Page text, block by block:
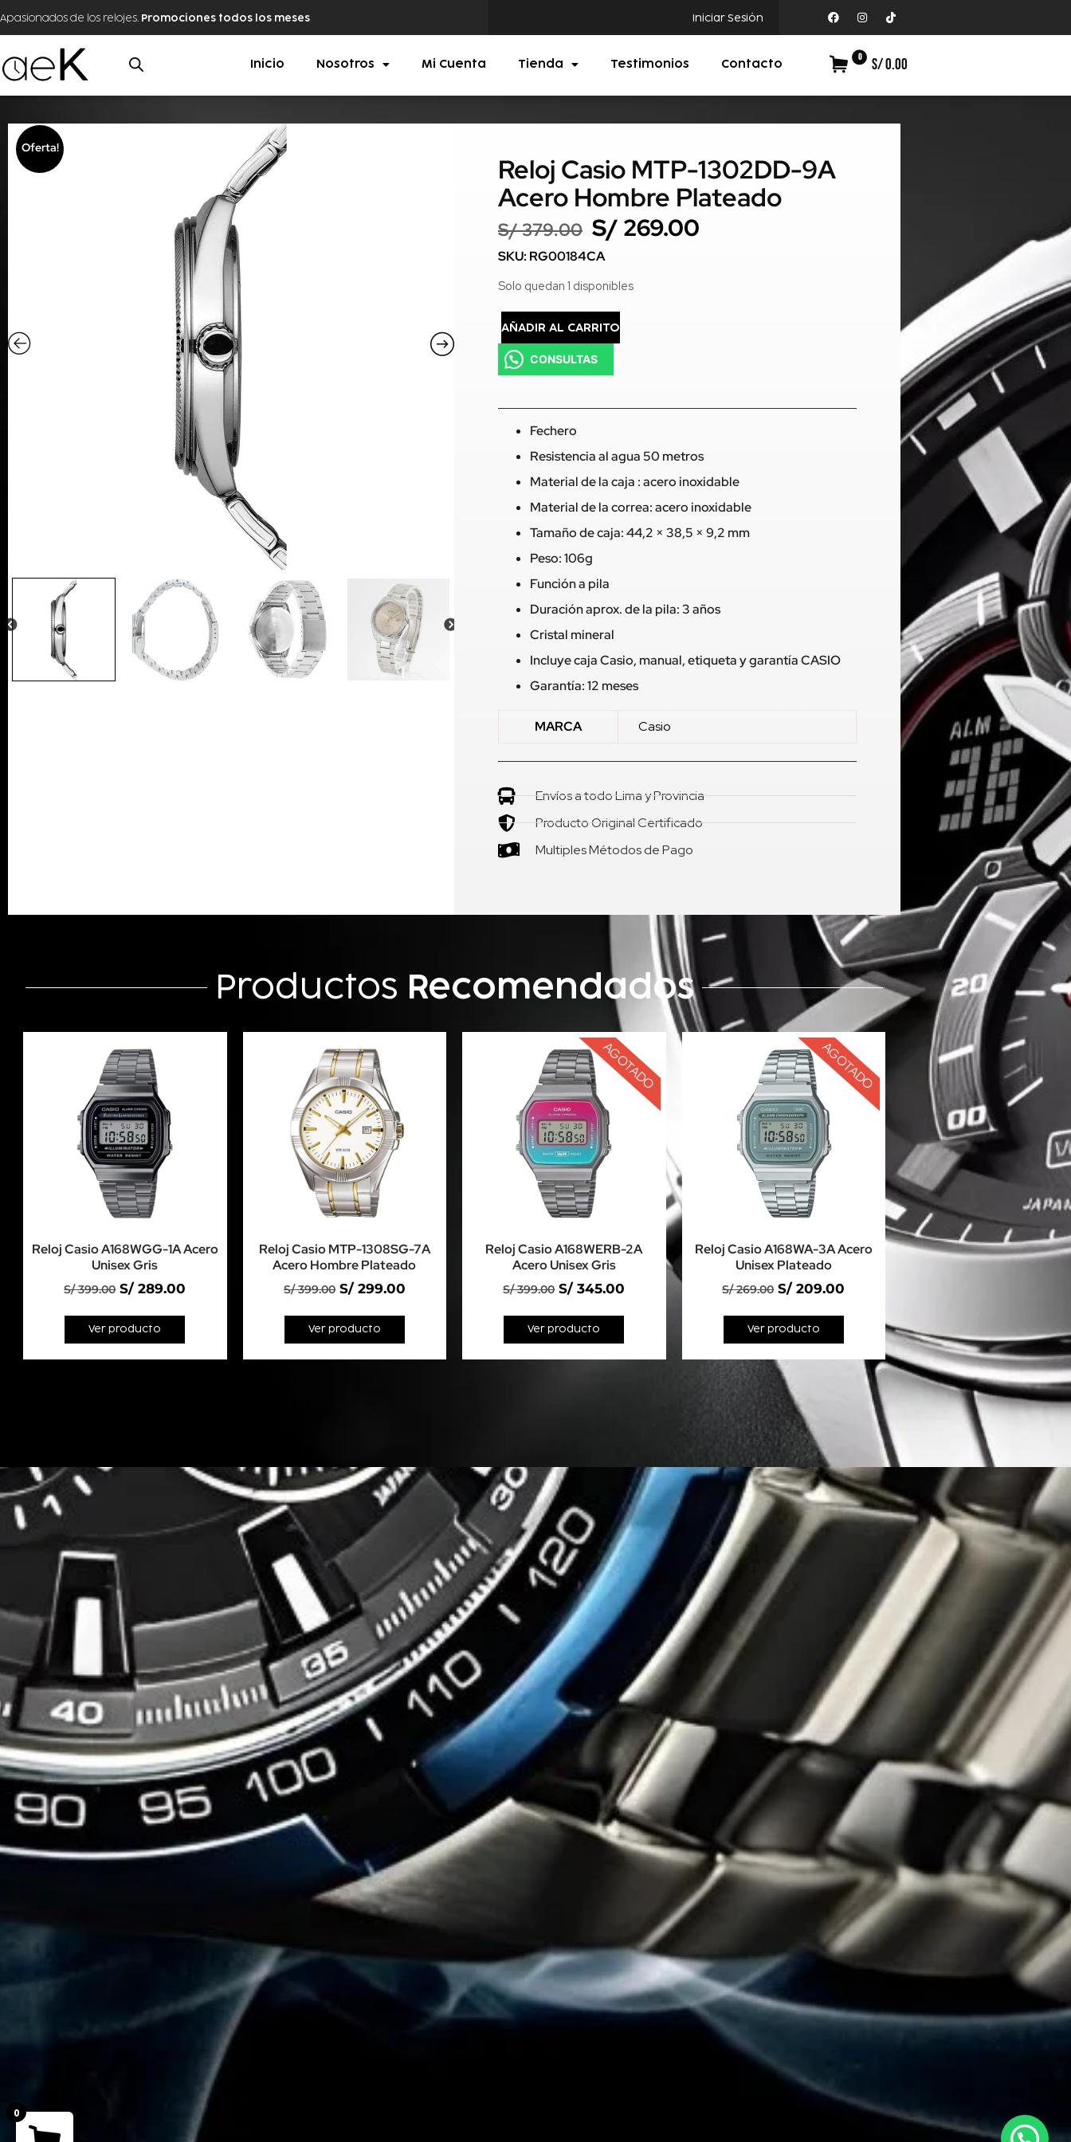
Apasionados de los relojes. Promociones todos los meses Iniciar Sesión
Inicio Nosotros Mi Cuenta Tienda Testimonios Contacto
0 S/ 0.00
Oferta!
Reloj Casio MTP-1302DD-9A
Acero Hombre Plateado
S/379.00 S/ 269.00
SKU: RG00184CA
Solo quedan 1 disponibles
AÑADIR AL CARRITO
CONSULTAS
Fechero
Resistencia al agua 50 metros
Material de la caja : acero inoxidable
Material de la correa: acero inoxidable
Tamaño de caja: 44,2 × 38,5 × 9,2 mm
Peso: 106g
Función a pila
Duración aprox. de la pila: 3 años
Cristal mineral
Incluye caja Casio, manual, etiqueta y garantía CASIO
Garantía: 12 meses
MARCA Casio
Envíos a todo Lima y Provincia
Producto Original Certificado
Multiples Métodos de Pago
Productos Recomendados
Reloj Casio A168WGG-1A Acero
Unisex Gris
S/399.00 S/ 289.00
Ver producto
Reloj Casio MTP-1308SG-7A
Acero Hombre Plateado
S/399.00 S/299.00
Ver producto
AGOTADO
Reloj Casio A168WERB-2A
Acero Unisex Gris
S/399.00 S/ 345.00
Ver producto
AGOTADO
Reloj Casio A168WA-3A Acero
Unisex Plateado
S/269.00 S/ 209.00
Ver producto
0
Estamos en línea para ayudarte